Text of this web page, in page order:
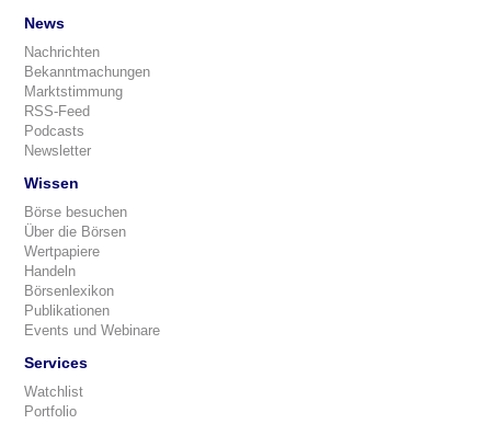
News
Nachrichten
Bekanntmachungen
Marktstimmung
RSS-Feed
Podcasts
Newsletter
Wissen
Börse besuchen
Über die Börsen
Wertpapiere
Handeln
Börsenlexikon
Publikationen
Events und Webinare
Services
Watchlist
Portfolio